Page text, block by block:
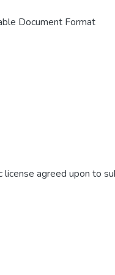
Document Format
license agreed upon to